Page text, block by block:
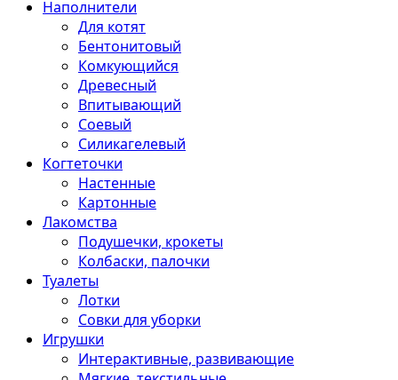
Наполнители
Для котят
Бентонитовый
Комкующийся
Древесный
Впитывающий
Соевый
Силикагелевый
Когтеточки
Настенные
Картонные
Лакомства
Подушечки, крокеты
Колбаски, палочки
Туалеты
Лотки
Совки для уборки
Игрушки
Интерактивные, развивающие